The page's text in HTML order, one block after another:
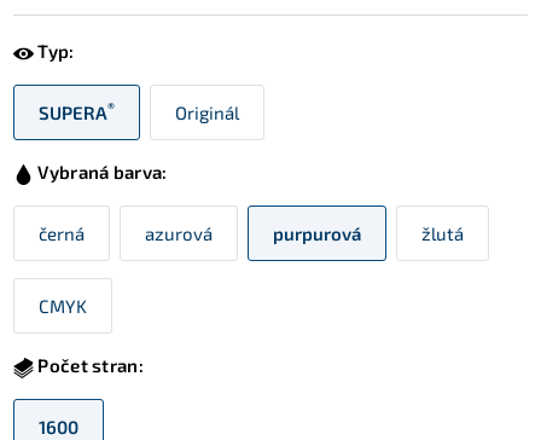
Typ:
SUPERA® Originál
Vybraná barva:
černá azurová purpurová žlutá
CMYK
Počet stran:
1600